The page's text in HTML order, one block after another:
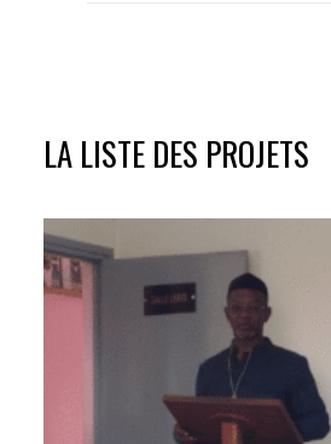
LA LISTE DES PROJETS